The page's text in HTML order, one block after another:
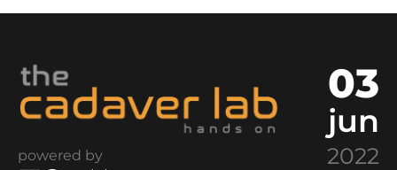
powered by
03
jun
2022